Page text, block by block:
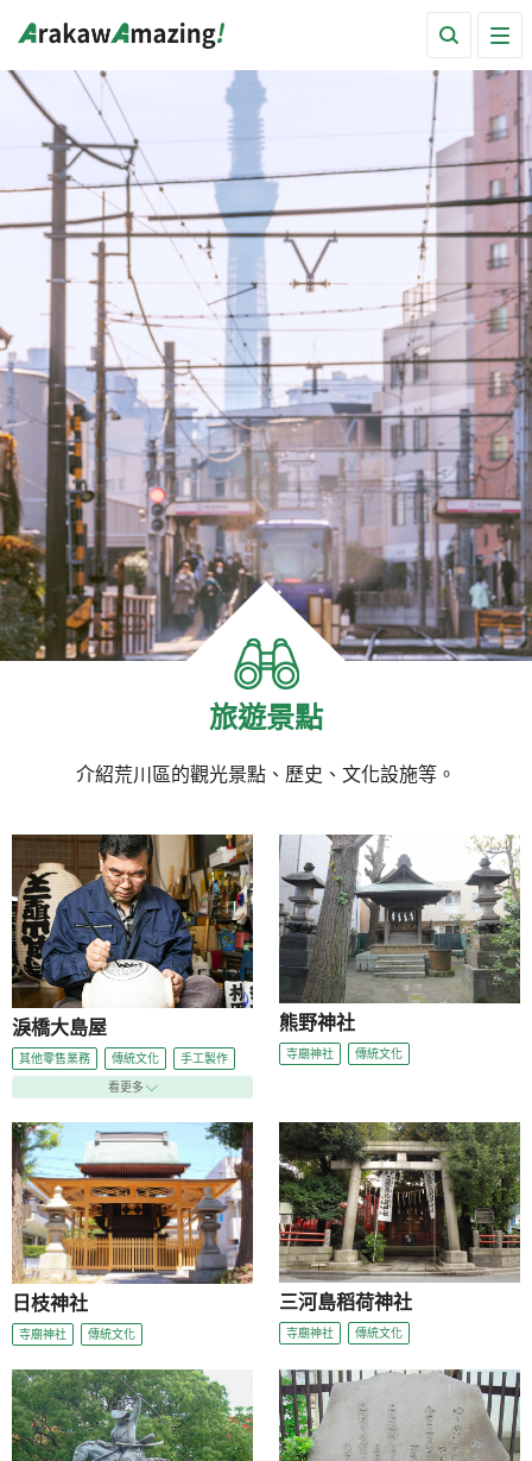
旅遊景點
介紹荒川區的觀光景點、歷史、文化設施等。
淚橋大島屋
其他零售業務 傳統文化 手工製作
看更多
熊野神社
寺廟神社 傳統文化
日枝神社
寺廟神社 傳統文化
三河島稻荷神社
寺廟神社 傳統文化